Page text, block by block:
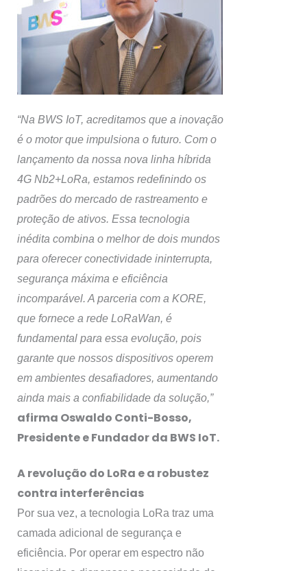
“Na BWS IoT, acreditamos que a inovação
é o motor que impulsiona o futuro. Com o
lançamento da nossa nova linha híbrida
4G Nb2+LoRa, estamos redefinindo os
padrões do mercado de rastreamento e
proteção de ativos. Essa tecnologia
inédita combina o melhor de dois mundos
para oferecer conectividade ininterrupta,
segurança máxima e eficiência
incomparável. A parceria com a KORE,
que fornece a rede LoRaWan, é
fundamental para essa evolução, pois
garante que nossos dispositivos operem
em ambientes desafiadores, aumentando
ainda mais a confiabilidade da solução,”
afirma Oswaldo Conti-Bosso,
Presidente e Fundador da BWS IoT.
A revolução do LoRa e a robustez
contra interferências
Por sua vez, a tecnologia LoRa traz uma
camada adicional de segurança e
eficiência. Por operar em espectro não